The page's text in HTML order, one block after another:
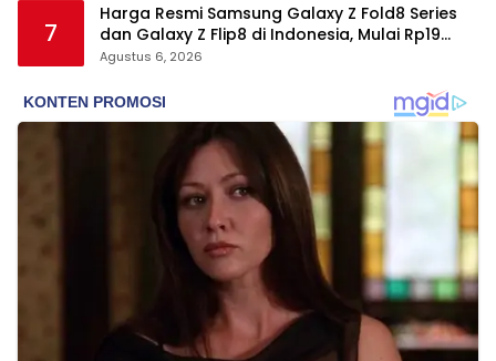
7
Harga Resmi Samsung Galaxy Z Fold8 Series
dan Galaxy Z Flip8 di Indonesia, Mulai Rp19
Jutaan
Agustus 6, 2026